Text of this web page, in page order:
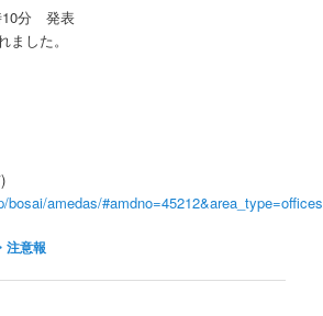
10分 発表
した。
bosai/amedas/
注意報